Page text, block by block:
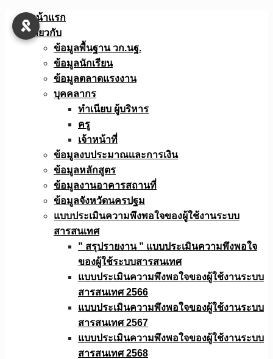
Skip
หน้าแรก
เกี่ยวกับ
ข้อมูลพื้นฐาน วก.นฐ.
ข้อมูลนักเรียน
ข้อมูลตลาดแรงงาน
บุคคลากร
ทำเนียบ ผู้บริหาร
ครู
เจ้าหน้าที่
ข้อมูลงบประมาณเเละการเงิน
ข้อมูลหลักสูตร
ข้อมูลงานอาคารสถานที่
ข้อมูลจังหวัดนครปฐม
แบบประเมินความพึงพอใจของผู้ใช้งานระบบ
สารสนเทศ
” สรุปรายงาน ” แบบประเมินความพึงพอใจ
ของผู้ใช้ระบบสารสนเทศ
แบบประเมินความพึงพอใจของผู้ใช้งานระบบ
สารสนเทศ 2566
แบบประเมินความพึงพอใจของผู้ใช้งานระบบ
สารสนเทศ 2567
แบบประเมินความพึงพอใจของผู้ใช้งานระบบ
สารสนเทศ 2568